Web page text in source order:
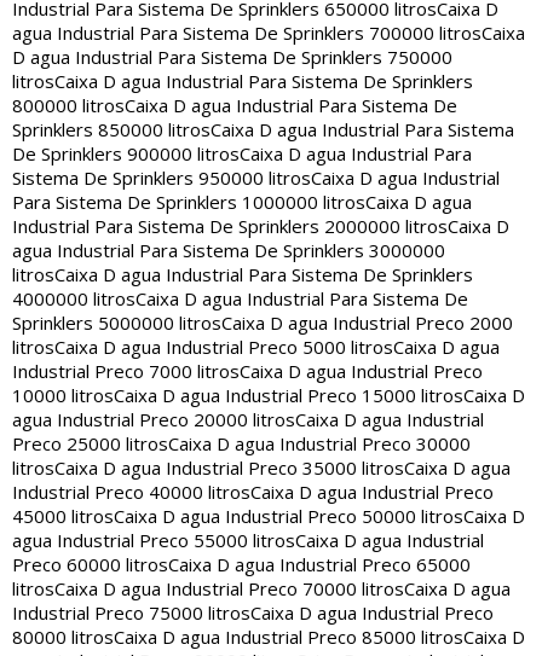
Industrial Para Sistema De Sprinklers 650000 litrosCaixa D
agua Industrial Para Sistema De Sprinklers 700000 litrosCaixa
D agua Industrial Para Sistema De Sprinklers 750000
litrosCaixa D agua Industrial Para Sistema De Sprinklers
800000 litrosCaixa D agua Industrial Para Sistema De
Sprinklers 850000 litrosCaixa D agua Industrial Para Sistema
De Sprinklers 900000 litrosCaixa D agua Industrial Para
Sistema De Sprinklers 950000 litrosCaixa D agua Industrial
Para Sistema De Sprinklers 1000000 litrosCaixa D agua
Industrial Para Sistema De Sprinklers 2000000 litrosCaixa D
agua Industrial Para Sistema De Sprinklers 3000000
litrosCaixa D agua Industrial Para Sistema De Sprinklers
4000000 litrosCaixa D agua Industrial Para Sistema De
Sprinklers 5000000 litrosCaixa D agua Industrial Preco 2000
litrosCaixa D agua Industrial Preco 5000 litrosCaixa D agua
Industrial Preco 7000 litrosCaixa D agua Industrial Preco
10000 litrosCaixa D agua Industrial Preco 15000 litrosCaixa D
agua Industrial Preco 20000 litrosCaixa D agua Industrial
Preco 25000 litrosCaixa D agua Industrial Preco 30000
litrosCaixa D agua Industrial Preco 35000 litrosCaixa D agua
Industrial Preco 40000 litrosCaixa D agua Industrial Preco
45000 litrosCaixa D agua Industrial Preco 50000 litrosCaixa D
agua Industrial Preco 55000 litrosCaixa D agua Industrial
Preco 60000 litrosCaixa D agua Industrial Preco 65000
litrosCaixa D agua Industrial Preco 70000 litrosCaixa D agua
Industrial Preco 75000 litrosCaixa D agua Industrial Preco
80000 litrosCaixa D agua Industrial Preco 85000 litrosCaixa D